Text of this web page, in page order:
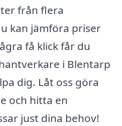
från flera
kan jämföra priser
få klick får du
i Blentarp
dig. Låt oss göra
och hitta en
just dina behov!